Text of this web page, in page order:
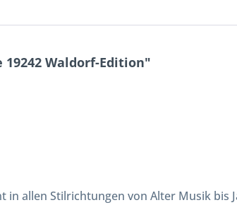
Waldorf-Edition"
allen Stilrichtungen von Alter Musik bis